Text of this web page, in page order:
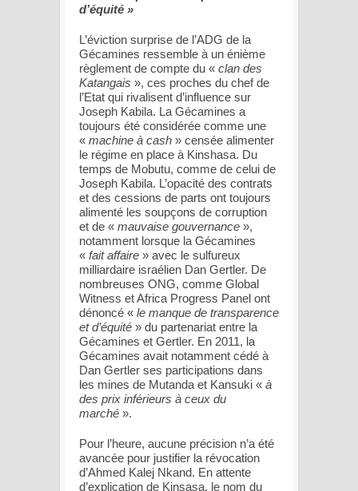
d’équité »
L’éviction surprise de l’ADG de la
Gécamines ressemble à un énième
règlement de compte du « clan des
Katangais », ces proches du chef de
l’Etat qui rivalisent d’influence sur
Joseph Kabila. La Gécamines a
toujours été considérée comme une
« machine à cash » censée alimenter
le régime en place à Kinshasa. Du
temps de Mobutu, comme de celui de
Joseph Kabila. L’opacité des contrats
et des cessions de parts ont toujours
alimenté les soupçons de corruption
et de « mauvaise gouvernance »,
notamment lorsque la Gécamines
« fait affaire » avec le sulfureux
milliardaire israélien Dan Gertler. De
nombreuses ONG, comme Global
Witness et Africa Progress Panel ont
dénoncé « le manque de transparence
et d’équité » du partenariat entre la
Gécamines et Gertler. En 2011, la
Gécamines avait notamment cédé à
Dan Gertler ses participations dans
les mines de Mutanda et Kansuki « à
des prix inférieurs à ceux du
marché ».
Pour l’heure, aucune précision n’a été
avancée pour justifier la révocation
d’Ahmed Kalej Nkand. En attente
d’explication de Kinsasa, le nom du